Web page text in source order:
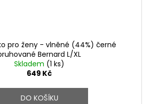
pro ženy - vlněné (44%) černé
Bernard L/XL
Skladem (1 ks)
649 Kč
DO KOŠÍKU